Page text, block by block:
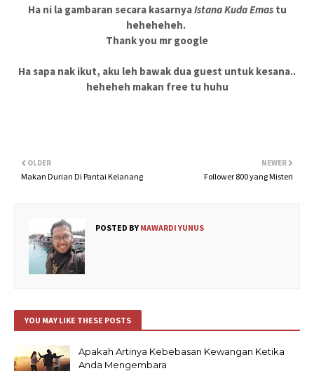
Ha ni la gambaran secara kasarnyaIstana Kuda Emastu
heheheheh.
Thank you mr google
Ha sapa nak ikut, aku leh bawak dua guest untuk kesana..
heheheh makan free tu huhu
NEWER
Follower 800 yang Misteri
OLDER
Makan Durian Di Pantai Kelanang
POSTED BY MAWARDI YUNUS
YOU MAY LIKE THESE POSTS
Apakah Artinya Kebebasan Kewangan Ketika
Anda Mengembara